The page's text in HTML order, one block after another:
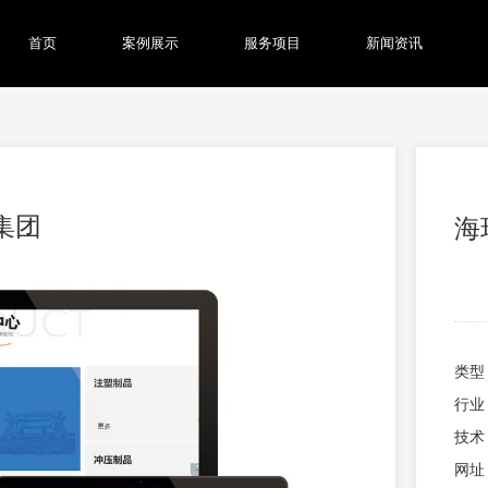
首页 案例展示 服务项目 新闻资讯
团 海
类型
行业
技术
网